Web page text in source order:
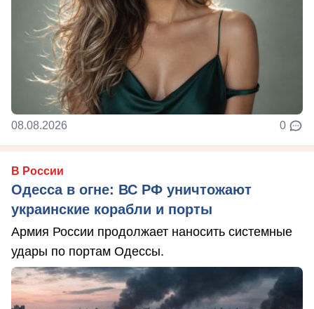
08.08.2026 0
В России
Одесса в огне: ВС РФ уничтожают
украинские корабли и порты
Армия России продолжает наносить системные
удары по портам Одессы.